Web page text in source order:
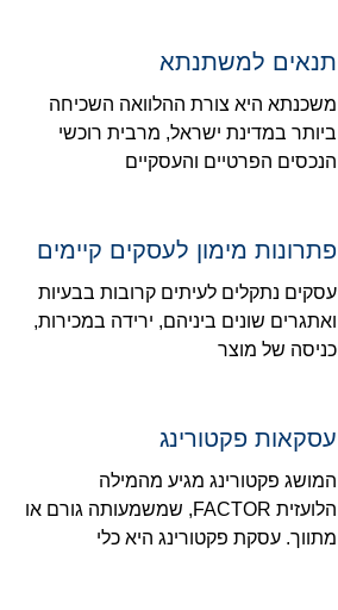
תנאים למשתנתא
משכנתא היא צורת ההלוואה השכיחה
ביותר במדינת ישראל, מרבית רוכשי
הנכסים הפרטיים והעסקיים
פתרונות מימון לעסקים קיימים
עסקים נתקלים לעיתים קרובות בבעיות
ואתגרים שונים ביניהם, ירידה במכירות,
כניסה של מוצר
עסקאות פקטורינג
המושג פקטורינג מגיע מהמילה
הלועזית FACTOR, שמשמעותה גורם או
מתווך. עסקת פקטורינג היא כלי